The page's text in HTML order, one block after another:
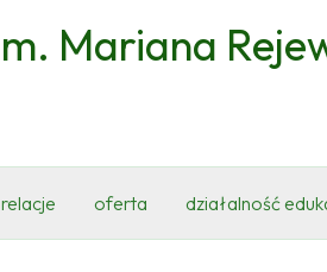
Mariana
relacje oferta działalność